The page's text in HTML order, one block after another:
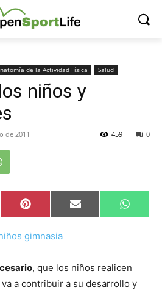
de la Actividad Física Salud
niños y
de 2011 0
459
Compartir
en
Pinterest Compartir
en
Email
en
, que los niños realicen
va a contribuir a su desarrollo y